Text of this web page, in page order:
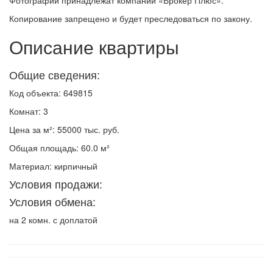
Копирование запрещено и будет преследоваться по закону.
Описание квартиры
Общие сведения:
Код объекта: 649815
Комнат: 3
Цена за м²: 55000 тыс. руб.
Общая площадь: 60.0 м²
Материал: кирпичный
Условия продажи:
Условия обмена:
на 2 комн. с доплатой